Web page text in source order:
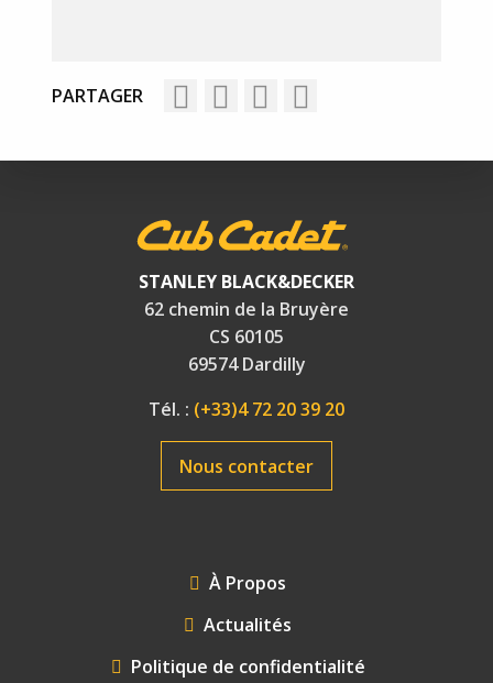
PARTAGER
STANLEY BLACK&DECKER
62 chemin de la Bruyère
CS 60105
69574 Dardilly
Tél. : (+33)4 72 20 39 20
Nous contacter
À Propos
Actualités
Politique de confidentialité